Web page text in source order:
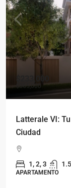
$365,000
Latterale VI:
Ciudad
1, 2, 3
APARTAMENTO